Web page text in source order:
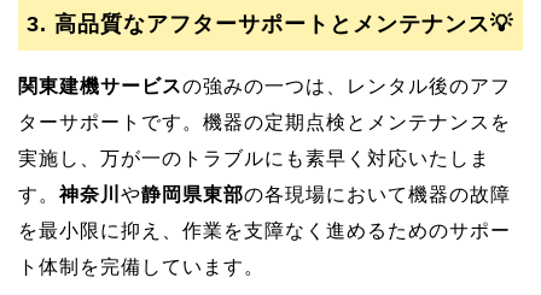
3. 高品質なアフターサポートとメンテナンス💡
関東建機サービスの強みの一つは、レンタル後のアフ
ターサポートです。機器の定期点検とメンテナンスを
実施し、万が一のトラブルにも素早く対応いたしま
す。神奈川 や静岡県東部の各現場において機器の故障
を最小限に抑え、作業を支障なく進めるためのサポー
ト体制を完備しています。